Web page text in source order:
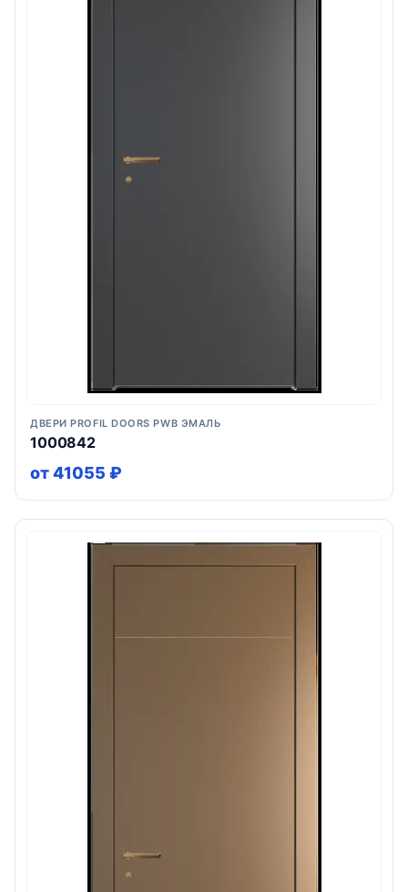
ДВЕРИ PROFIL DOORS PWB ЭМАЛЬ
1000842
от 41055 ₽